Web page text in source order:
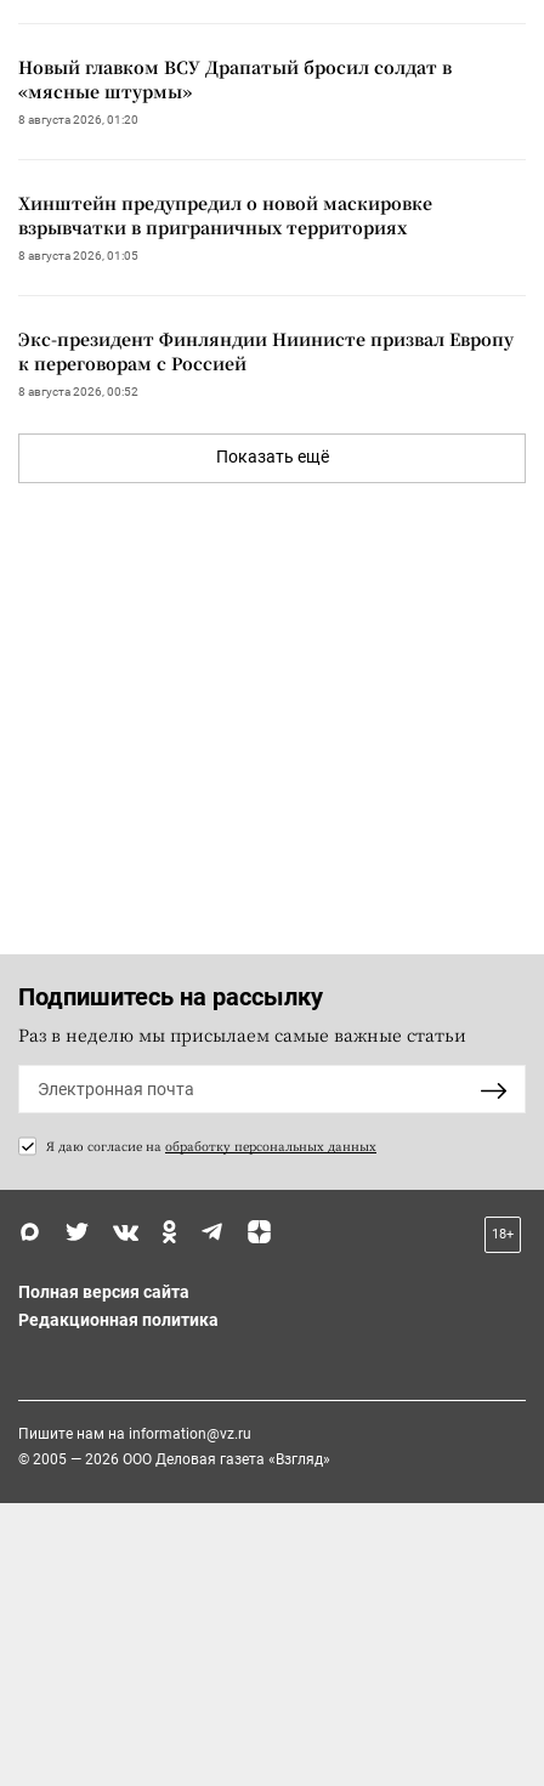
Новый главком ВСУ Драпатый бросил солдат в
«мясные штурмы»
8 августа 2026, 01:20
Хинштейн предупредил о новой маскировке
взрывчатки в приграничных территориях
8 августа 2026, 01:05
Экс-президент Финляндии Ниинисте призвал Европу
к переговорам с Россией
8 августа 2026, 00:52
Показать ещё
Подпишитесь на рассылку
Раз в неделю мы присылаем самые важные статьи
Я даю согласие на обработку персональных данных
18+
Полная версия сайта
Редакционная политика
Пишите нам на information@vz.ru
© 2005 — 2026 ООО Деловая газета «Взгляд»